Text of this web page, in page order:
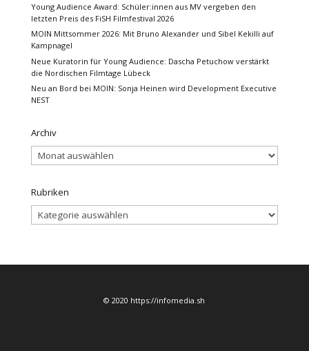
Young Audience Award: Schüler:innen aus MV vergeben den
letzten Preis des FiSH Filmfestival 2026
MOIN Mittsommer 2026: Mit Bruno Alexander und Sibel Kekilli auf
Kampnagel
Neue Kuratorin für Young Audience: Dascha Petuchow verstärkt
die Nordischen Filmtage Lübeck
Neu an Bord bei MOIN: Sonja Heinen wird Development Executive
NEST
Archiv
Archiv
Rubriken
Rubriken
© 2020 https://infomedia.sh